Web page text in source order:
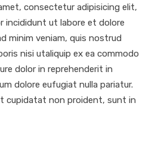
consectetur adipisicing elit,
incididunt ut labore et dolore
minim veniam, quis nostrud
nisi utaliquip ex ea commodo
dolor in reprehenderit in
dolore eufugiat nulla pariatur.
cupidatat non proident, sunt in